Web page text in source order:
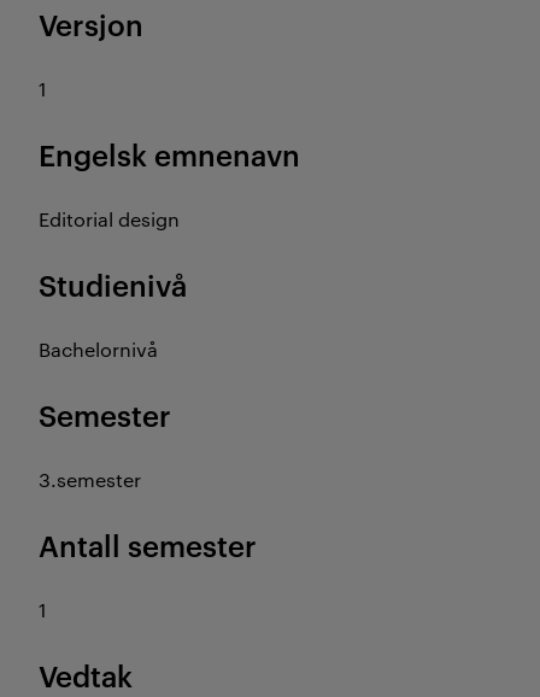
Versjon
1
Engelsk emnenavn
Editorial design
Studienivå
Bachelornivå
Semester
3.semester
Antall semester
1
Vedtak